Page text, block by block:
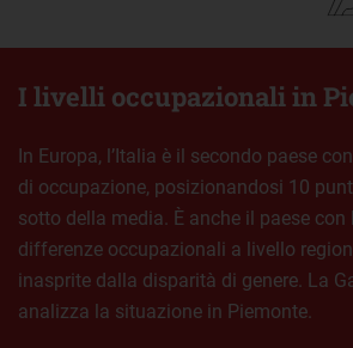
I livelli occupazionali in
In Europa, l’Italia è il secondo paese
di occupazione, posizionandosi 10
sotto della media. È anche il paese con
differenze occupazionali a livello
inasprite dalla disparità di genere. La
analizza la situazione in Piemonte.